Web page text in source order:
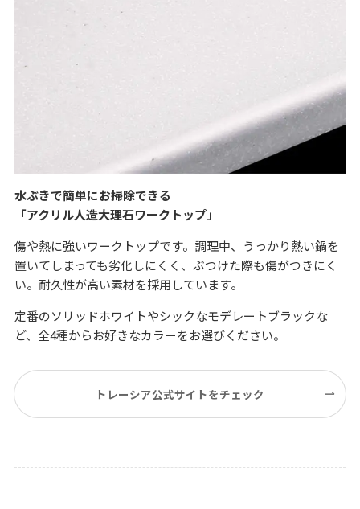
水ぶきで簡単にお掃除できる
「アクリル人造大理石ワークトップ」
傷や熱に強いワークトップです。調理中、うっかり熱い鍋を
置いてしまっても劣化しにくく、ぶつけた際も傷がつきにく
い。耐久性が高い素材を採用しています。
定番のソリッドホワイトやシックなモデレートブラックな
ど、全4種からお好きなカラーをお選びください。
トレーシア公式サイトをチェック